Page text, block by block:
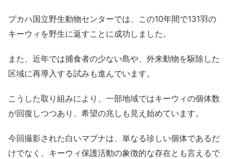
プカハ国立野生動物センターでは、この10年間で131羽の
キーウィを野生に返すことに成功しました。
また、近年では捕食者の少ない島や、外来動物を駆除した
区域に再導入する試みも進んでいます。
こうした取り組みにより、一部地域ではキーウィの個体数
が回復しつつあり、希望の兆しも見え始めています。
今回撮影された白いマプナは、単なる珍しい個体であるだ
けでなく、キーウィ保護活動の象徴的な存在とも言えるで